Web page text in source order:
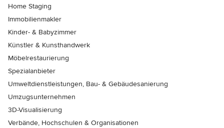
Home Staging
Immobilienmakler
Kinder- & Babyzimmer
Künstler & Kunsthandwerk
Möbelrestaurierung
Spezialanbieter
Umweltdienstleistungen, Bau- & Gebäudesanierung
Umzugsunternehmen
3D-Visualisierung
Verbände, Hochschulen & Organisationen